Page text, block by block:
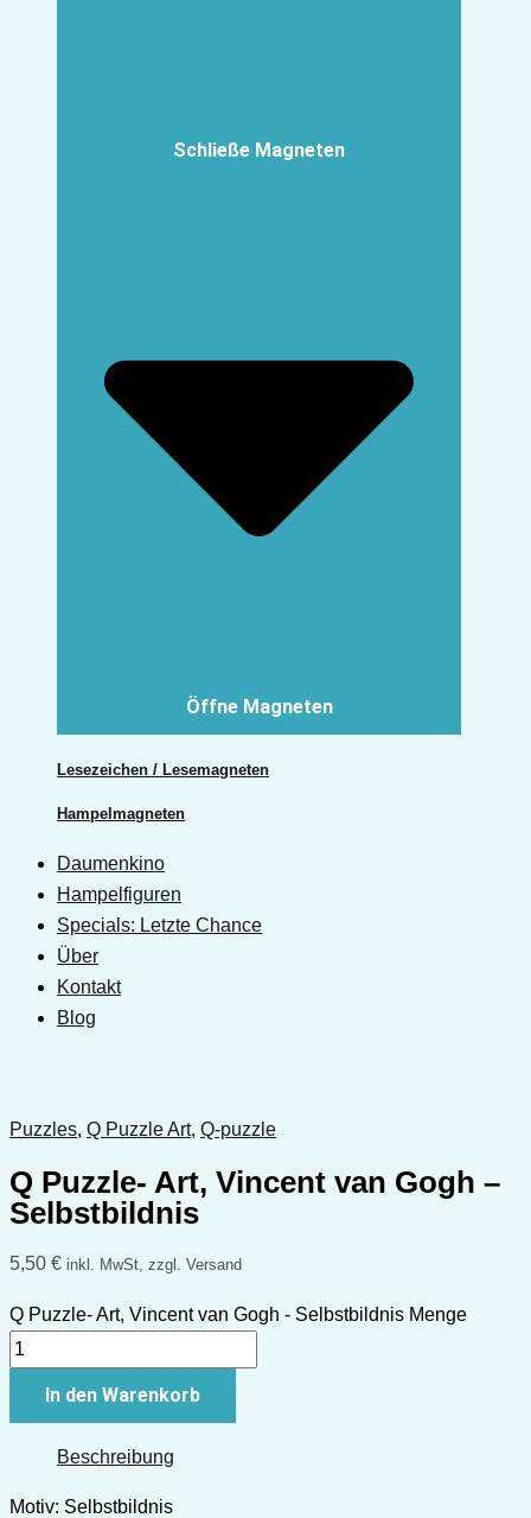
Schließe Magneten
Öffne Magneten
Lesezeichen / Lesemagneten
Hampelmagneten
Daumenkino
Hampelfiguren
Specials: Letzte Chance
Über
Kontakt
Blog
Puzzles, Q Puzzle Art, Q-puzzle
Q Puzzle- Art, Vincent van Gogh –
Selbstbildnis
5,50 € inkl. MwSt, zzgl. Versand
Q Puzzle- Art, Vincent van Gogh - Selbstbildnis Menge
In den Warenkorb
Beschreibung
Motiv: Selbstbildnis